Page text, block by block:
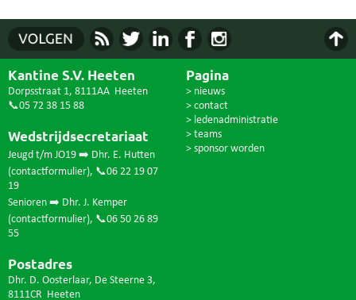
Kantine S.V. Heeten
Dorpsstraat 1, 8111AA Heeten
📞05 72 38 15 88
Wedstrijdsecretariaat
Jeugd t/m JO19 ➡️ Dhr. E. Hutten
(contactformulier), 📞06 22 19 07
19
Senioren ➡️ Dhr. J. Kemper
(contactformulier), 📞06 50 26 89
55
Postadres
Dhr. D. Oosterlaar, De Steerne 3,
8111CR Heeten
Pagina
> nieuws
> contact
> ledenadministratie
> teams
> sponsor worden